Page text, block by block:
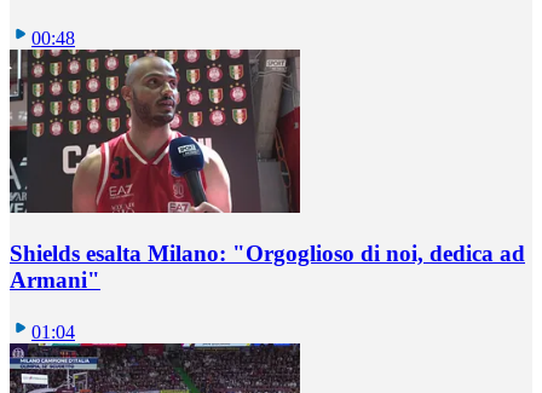
00:48
Shields esalta Milano: "Orgoglioso di noi, dedica ad
Armani"
01:04